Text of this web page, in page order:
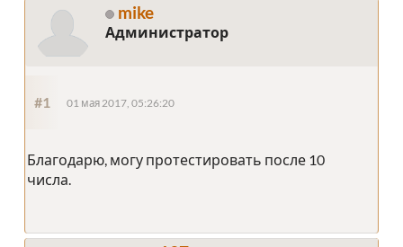
mike
Администратор
#1 01 мая 2017, 05:26:20
Благодарю, могу протестировать после 10
числа.